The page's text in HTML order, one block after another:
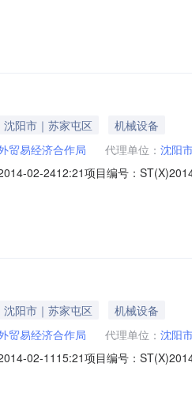
。欢迎国内合格的投标人参加本次
沈阳市｜苏家屯区
机械设备
贸易经济合作局 代理单位： 沈阳
02-2412:21项目编号：
格的供应商（以下简称"投标人"），
沈阳市｜苏家屯区
机械设备
贸易经济合作局 代理单位： 沈阳
02-1115:21项目编号：
合格的供应商（以下简称"投标人"）